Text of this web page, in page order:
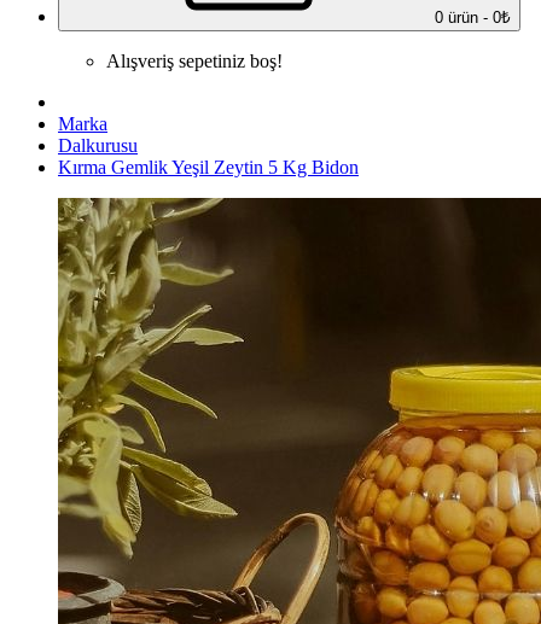
0 ürün - 0₺
Alışveriş sepetiniz boş!
Marka
Dalkurusu
Kırma Gemlik Yeşil Zeytin 5 Kg Bidon